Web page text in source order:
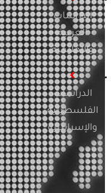
الدراسات
العربية
والإقليمية
الدراسات
الفلسطينية
والإسرائيلية